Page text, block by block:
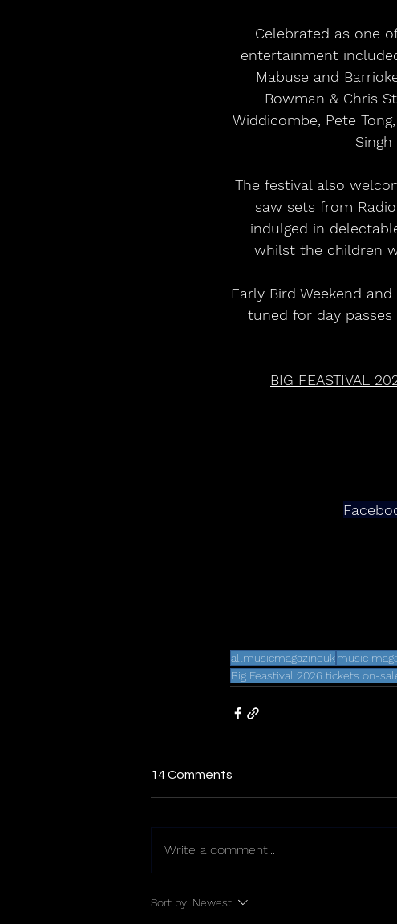
Celebrated as one
entertainment
Mabuse and
Bowman & Chris
Widdicombe, Pete
The festival also
saw sets from
indulged in
whilst the children
Early Bird Weekend
tuned for day passes
BIG FEASTIVAL
allmusicmagazineukmusic
Big Feastival 2026 tickets on-
14 Comments
Write a comment...
Sort by: Newest